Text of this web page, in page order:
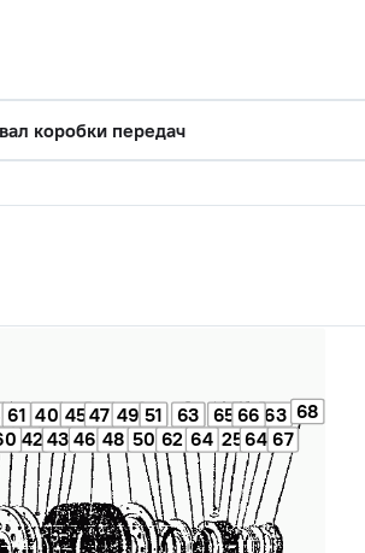
коробки передач
25
40
4243
45
46
47
48
49
50
51
61
62
63 63
64 64
6566
67
68
НДС
− +
НДС
− +